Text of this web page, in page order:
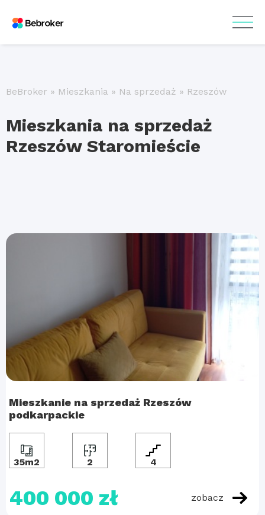
BeBroker » Mieszkania » Na sprzedaż » Rzeszów
Mieszkania na sprzedaż
Rzeszów Staromieście
Mieszkanie na sprzedaż Rzeszów
podkarpackie
35m2 2 4
400 000 zł zobacz